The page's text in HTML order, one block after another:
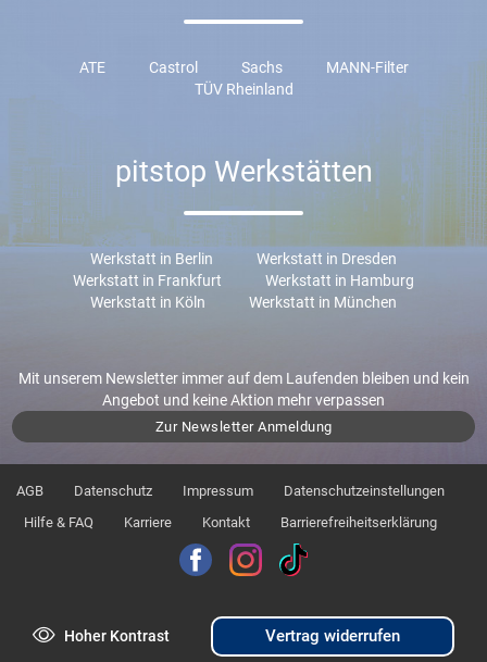
ATE Castrol Sachs
MANN-Filter
TÜV Rheinland
pitstop Werkstätten
Werkstatt in Berlin
Werkstatt in Dresden
Werkstatt in Frankfurt
Werkstatt in Hamburg
Werkstatt in Köln
Werkstatt in München
Mit unserem Newsletter immer auf dem Laufenden bleiben und kein
Angebot und keine Aktion mehr verpassen
Zur Newsletter Anmeldung
AGB Datenschutz Impressum
Datenschutzeinstellungen
Hilfe & FAQ
Karriere Kontakt Barrierefreiheitserklärung
Hoher Kontrast Vertrag widerrufen